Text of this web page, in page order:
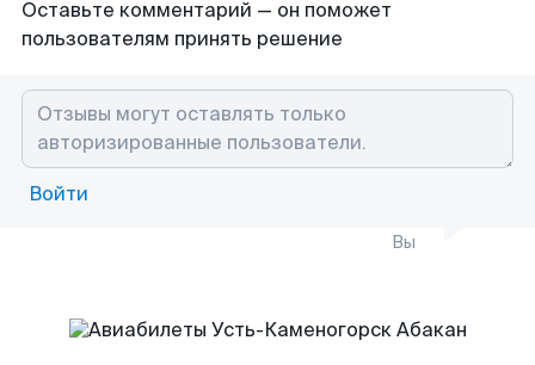
Оставьте комментарий — он поможет
пользователям принять решение
Войти
Вы